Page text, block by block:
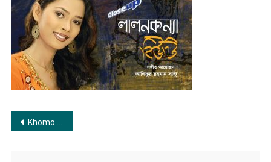
Post
Khomo Khomo Oporadh | ক্ষম ক্ষম অপরাধ